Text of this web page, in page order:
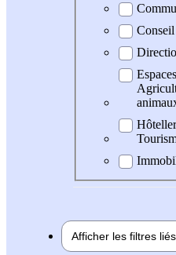
Afficher les filtres